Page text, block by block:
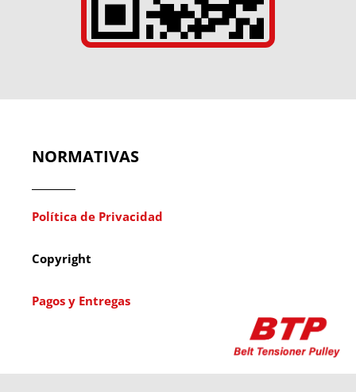
NORMATIVAS
Política de Privacidad
Copyright
Pagos y Entregas